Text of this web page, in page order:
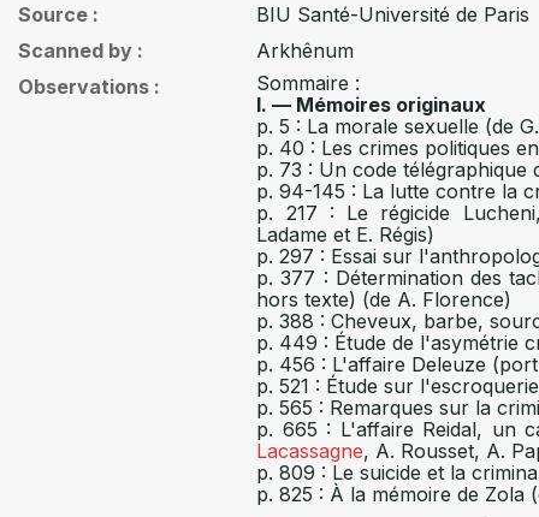
Source
BIU Santé-Université de Paris
Scanned by
Arkhênum
Observations
Sommaire :
I. — Mémoires originaux
p. 5 : La morale sexuelle (de
p. 40 : Les crimes politiques
p. 73 : Un code télégraphique
p. 94-145 : La lutte contre la
p. 217 : Le régicide
Ladame et E. Régis)
p. 297 : Essai sur
p. 377 : Détermination des
hors texte) (de A. Florence)
p. 388 : Cheveux, barbe,
p. 449 : Étude de l'asymétrie
p. 456 : L'affaire Deleuze
p. 521 : Étude sur
p. 565 : Remarques sur la
p. 665 : L'affaire Reidal, un
Lacassagne, A. Rousset, A.
p. 809 : Le suicide et la
p. 825 : À la mémoire de Zola